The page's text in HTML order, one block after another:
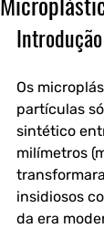
Introdução
Os
partículas
sintético
milímetros
insidiosos
da era